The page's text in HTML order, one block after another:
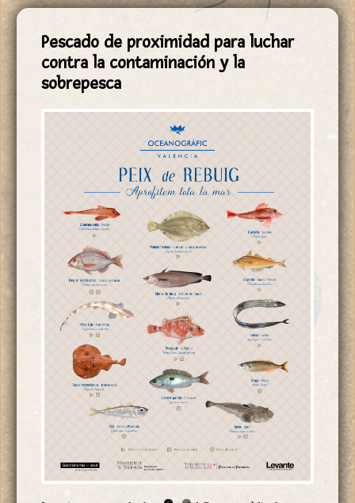
Pescado de proximidad para luchar
contra la contaminación y la
sobrepesca
La primera carta de descarte del Oceanogràfic de